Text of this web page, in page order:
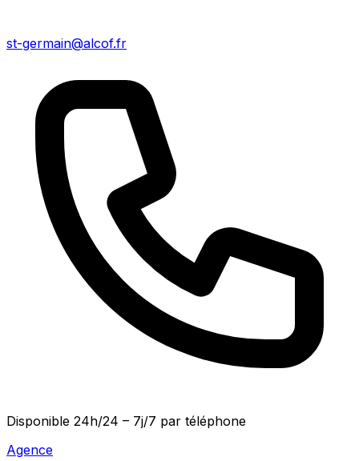
st-germain@alcof.fr
Disponible 24h/24 – 7j/7 par téléphone
Agence